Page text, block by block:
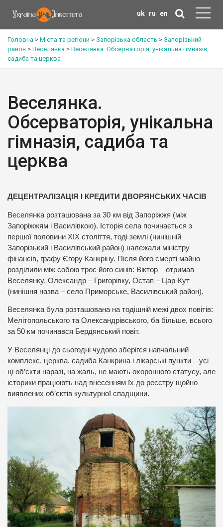
uk ru en
Головна > Міста та регіони > Запорізька область > Запорізький
район > Веселянка > Веселянка. Обсерваторія, унікальна гімназія,
садиба та церква
Веселянка.
Обсерваторія, унікальна
гімназія, садиба та
церква
ДЕЦЕНТРАЛІЗАЦІЯ І КРЕДИТИ ДВОРЯНСЬКИХ ЧАСІВ
Веселянка розташована за 30 км від Запоріжжя (між
Запоріжжям і Василівкою). Історія села починається з
першої половини XIX століття, тоді землі (нинішній
Запорізький і Василівський район) належали міністру
фінансів, графу Єгору Канкріну. Після його смерті майно
розділили між собою троє його синів: Віктор – отримав
Веселянку, Олександр – Григорівку, Остап – Цар-Кут
(нинішня назва – село Приморське, Василівський район).
Веселянка була розташована на тодішній межі двох повітів:
Мелітопольського та Олександрівського, ба більше, всього
за 50 км починався Бердянський повіт.
У Веселянці до сьогодні чудово зберігся навчальний
комплекс, церква, садиба Канкрина і лікарські пункти – усі
ці об’єкти наразі, на жаль, не мають охоронного статусу, але
історики працюють над внесенням їх до реєстру щойно
виявлених об’єктів культурної спадщини.